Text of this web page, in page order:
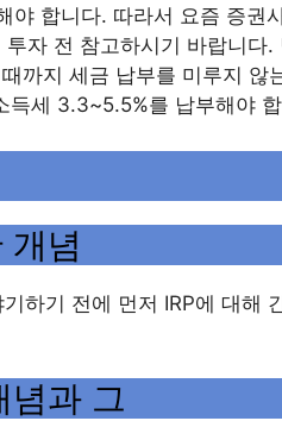
야 합니다. 따라서 요즘 증권
자 전 참고하시기 바랍니다
까지 세금 납부를 미루지 않
득세 3.3~5.5%를 납부해야
개념
하기 전에 먼저 IRP에 대해
념과 그